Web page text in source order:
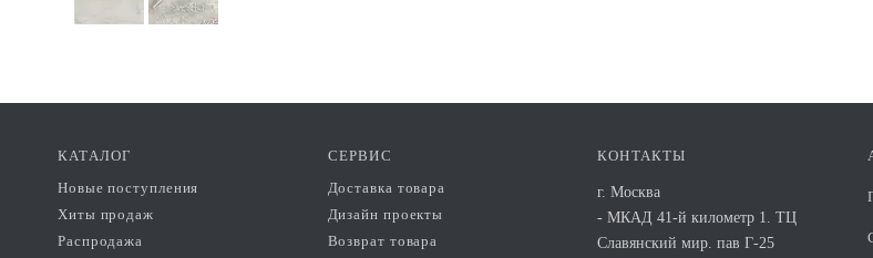
КАТАЛОГ
Новые поступления
Хиты продаж
Распродажа
СЕРВИС
Доставка товара
Дизайн проекты
Возврат товара
КОНТАКТЫ
г. Москва
- МКАД 41-й километр 1. ТЦ
Славянский мир. пав Г-25